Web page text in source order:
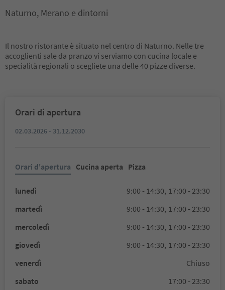
Naturno, Merano e dintorni
Il nostro ristorante è situato nel centro di Naturno. Nelle tre
accoglienti sale da pranzo vi serviamo con cucina locale e
specialità regionali o scegliete una delle 40 pizze diverse.
Orari di apertura
02.03.2026 - 31.12.2030
Orari d'apertura Cucina aperta Pizza
lunedì 9:00 - 14:30, 17:00 - 23:30
martedì
9:00 - 14:30, 17:00 - 23:30
mercoledì
9:00 - 14:30, 17:00 - 23:30
giovedì
9:00 - 14:30, 17:00 - 23:30
venerdì
Chiuso
sabato
17:00 - 23:30